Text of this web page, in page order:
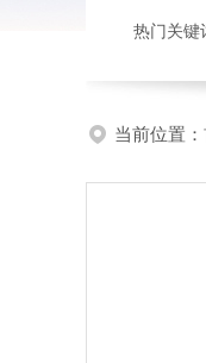
热门关键
当前位置：